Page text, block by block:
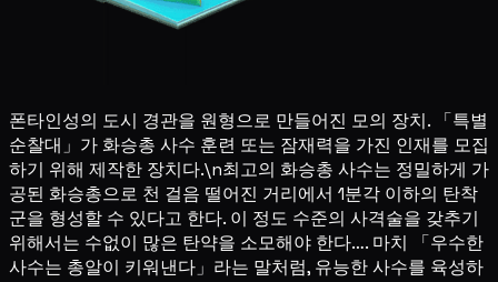
폰타인성의 도시 경관을 원형으로 만들어진 모의 장치. 「특별
순찰대」가 화승총 사수 훈련 또는 잠재력을 가진 인재를 모집
하기 위해 제작한 장치다.\n최고의 화승총 사수는 정밀하게 가
공된 화승총으로 천 걸음 떨어진 거리에서 1분각 이하의 탄착
군을 형성할 수 있다고 한다. 이 정도 수준의 사격술을 갖추기
위해서는 수없이 많은 탄약을 소모해야 한다…. 마치 「우수한
사수는 총알이 키워낸다」라는 말처럼, 유능한 사수를 육성하